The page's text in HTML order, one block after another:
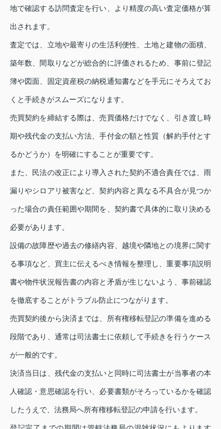
地で確認する訪問査定を行い、より精度の高い査定価格が算
出されます。
査定では、立地や最寄りの生活利便性、土地と建物の面積、
築年数、間取りなどが総合的に評価されるため、事前に登記
簿や図面、固定資産税の納税通知書などを手元にそろえてお
くと手続きがスムーズになります。
売買契約を締結する際は、売買価格だけでなく、引き渡し時
期や残代金の支払い方法、手付金の額と性質（解約手付とす
るかどうか）を明確にすることが重要です。
また、民法の改正により導入された契約不適合責任では、雨
漏りやシロアリ被害など、契約内容と異なる不具合が見つか
った場合の責任範囲や期間を、契約書で具体的に取り決める
必要があります。
設備の故障歴や過去の修繕内容、越境や隣地との境界に関す
る事項など、買主に伝えるべき情報を整理し、重要事項説明
書や物件状況報告書の内容と矛盾が生じないよう、事前確認
を徹底することがトラブル防止につながります。
売買契約後から決済までは、所有権移転登記の準備を進める
段階であり、通常は司法書士に依頼して手続きを行うケース
が一般的です。
決済当日は、残代金の支払いと同時に司法書士が当事者の本
人確認・意思確認を行い、必要書類がそろっているかを確認
したうえで、法務局へ所有権移転登記の申請を行います。